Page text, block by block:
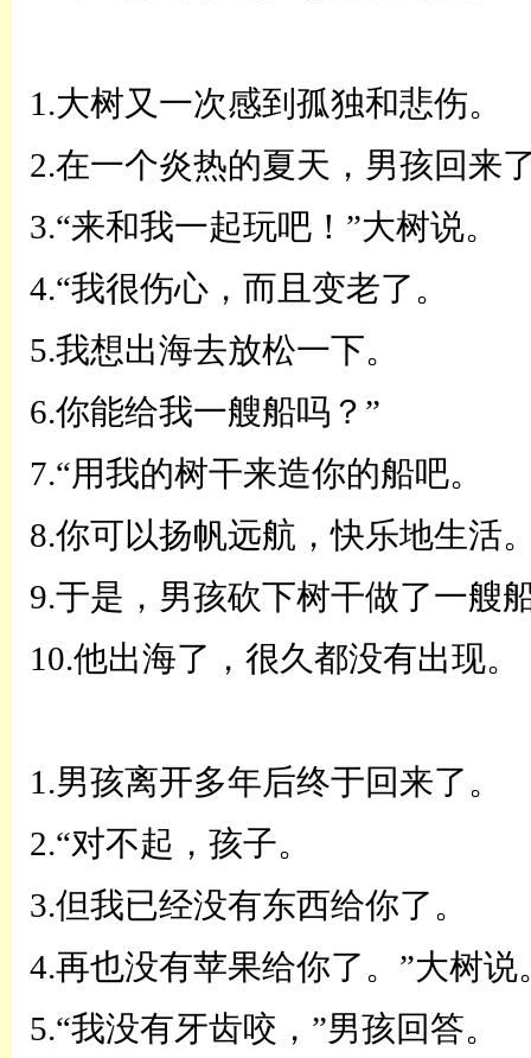
1.大树又一次感到孤独和悲伤。
2.在一个炎热的夏天，男孩回来
3.“来和我一起玩吧！ ”大树说。
4.“我很伤心，而且变老了。
5.我想出海去放松一下。
6.你能给我一艘船吗？ ”
7.“用我的树干来造你的船吧。
8.你可以扬帆远航，快乐地生活
9.于是，男孩砍下树干做了一艘
10.他出海了，很久都没有出现。
1.男孩离开多年后终于回来了。
2.“对不起，孩子。
3.但我已经没有东西给你了。
4.再也没有苹果给你了。”大树说
5.“我没有牙齿咬，”男孩回答。